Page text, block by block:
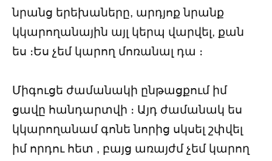
նրանց երեխաները, արդյոք նրանք
կկարողանային այլ կերպ վարվել, քան
ես ։Ես չեմ կարող մոռանալ դա ։
Միգուցե ժամանակի ընթացքում իմ
ցավը հանդարտվի ։ Այդ ժամանակ ես
կկարողանամ գոնե նորից սկսել շփվել
իմ որդու հետ , բայց առայժմ չեմ կարող